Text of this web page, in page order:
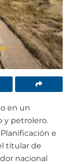
en un
y petrolero.
e
titular de
nacional